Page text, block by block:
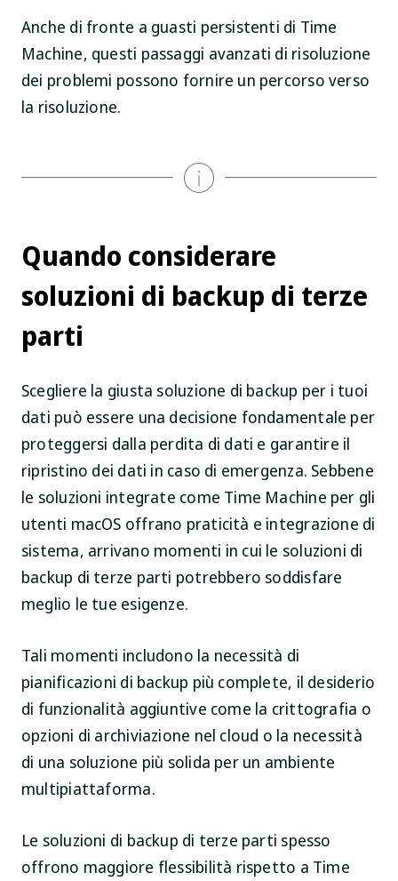
Anche di fronte a guasti persistenti di Time
Machine, questi passaggi avanzati di risoluzione
dei problemi possono fornire un percorso verso
la risoluzione.
Quando considerare
soluzioni di backup di terze
parti
Scegliere la giusta soluzione di backup per i tuoi
dati può essere una decisione fondamentale per
proteggersi dalla perdita di dati e garantire il
ripristino dei dati in caso di emergenza. Sebbene
le soluzioni integrate come Time Machine per gli
utenti macOS offrano praticità e integrazione di
sistema, arrivano momenti in cui le soluzioni di
backup di terze parti potrebbero soddisfare
meglio le tue esigenze.
Tali momenti includono la necessità di
pianificazioni di backup più complete, il desiderio
di funzionalità aggiuntive come la crittografia o
opzioni di archiviazione nel cloud o la necessità
di una soluzione più solida per un ambiente
multipiattaforma.
Le soluzioni di backup di terze parti spesso
offrono maggiore flessibilità rispetto a Time